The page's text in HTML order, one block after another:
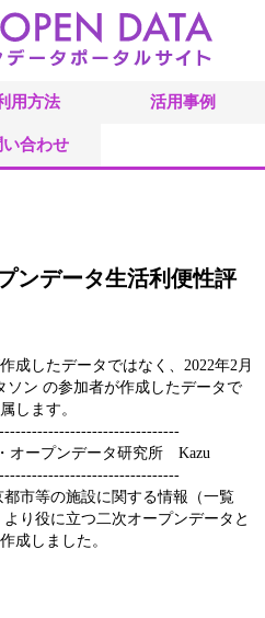
用方法 活用事例
い合わせ
ンデータ生活利便性評
成したデータではなく、2022年2月
ソン の参加者が作成したデータで
します。
オープンデータ研究所 Kazu
市等の施設に関する情報（一覧
り役に立つ二次オープンデータと
成しました。